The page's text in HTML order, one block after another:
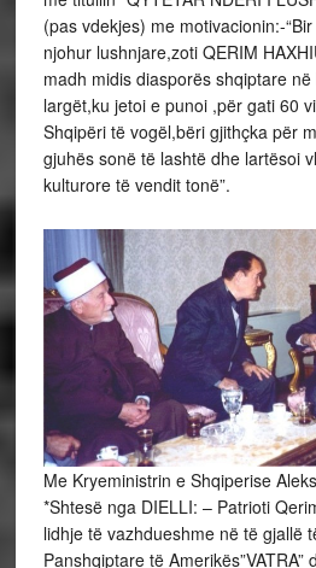
(pas vdekjes) me motivacionin:-
njohur lushnjare,zoti QERIM
madh midis diasporës shqiptare
largët,ku jetoi e punoi ,për gati 60
Shqipëri të vogël,bëri gjithçka për
gjuhës sonë të lashtë dhe lartësoi
kulturore të vendit tonë”.
Me Kryeministrin e Shqiperise
*Shtesë nga DIELLI: – Patrioti
lidhje të vazhdueshme në të gjallë
Panshqiptare të